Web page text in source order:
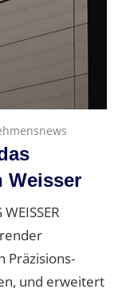
Weisser
Präzisions-
und erweitert